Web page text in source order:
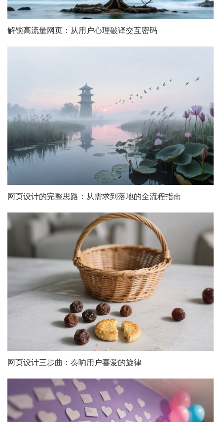
解锁高流量网页：从用户心理破译交互密码
网页设计的完整思路：从需求到落地的全流程指南
网页设计三步曲：奏响用户喜爱的旋律